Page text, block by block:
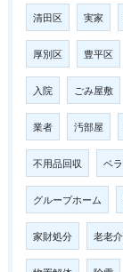
清田区 実家
厚別区 豊平区
入院 ごみ屋敷
業者 汚部屋
不用品回収 ベ
グループホーム
家財処分 老老